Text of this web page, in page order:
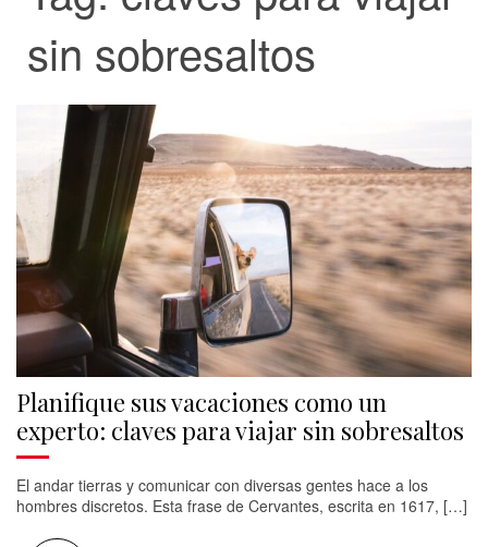
sin sobresaltos
Planifique sus vacaciones como un
experto: claves para viajar sin sobresaltos
El andar tierras y comunicar con diversas gentes hace a los
hombres discretos. Esta frase de Cervantes, escrita en 1617, […]